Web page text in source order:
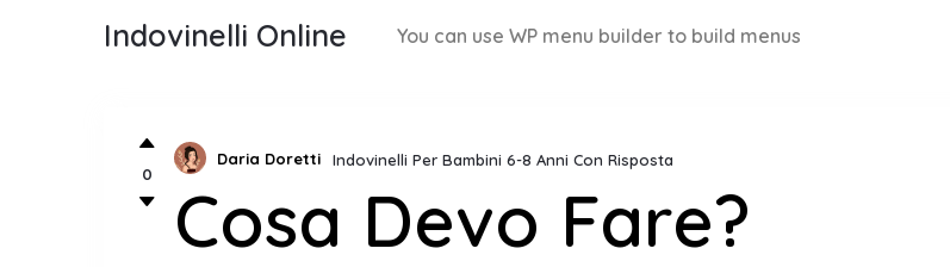
Indovinelli Online You can use WP menu builder to build menus
0
Daria Doretti Indovinelli Per Bambini 6-8 Anni Con Risposta
Cosa Devo Fare?